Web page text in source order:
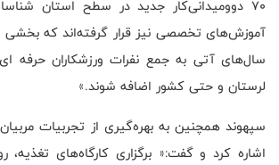
70 دوومیدانی‌کار جدید در سطح استان
آموزش‌های تخصصی نیز قرار گرفته‌اند که بخشی
سال‌های آتی به جمع نفرات ورزشکاران حرفه
لرستان و حتی کشور اضافه شوند.»
سپهوند همچنین به بهره‌گیری از تجربیات
اشاره کرد و گفت:« برگزاری کارگاه‌های